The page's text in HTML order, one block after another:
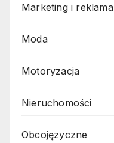
Marketing i reklama
Moda
Motoryzacja
Nieruchomości
Obcojęzyczne